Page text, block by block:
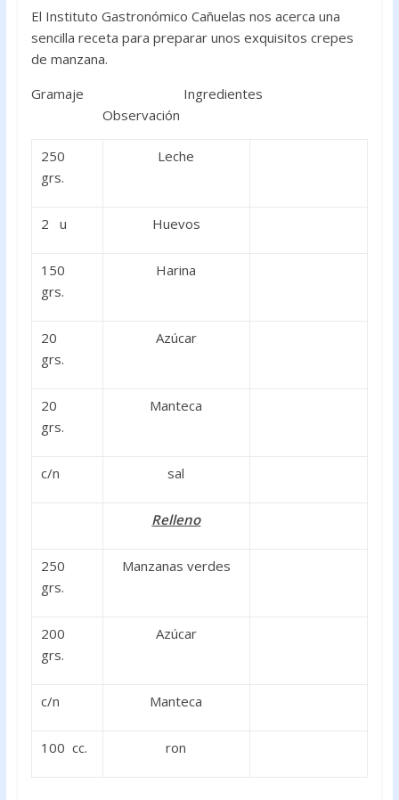
e
b
o
o
k
itt
er
at
p
El Instituto Gastronómico Cañuelas nos acerca una
sencilla receta para preparar unos exquisitos crepes
de manzana.
Gramaje
Ingredientes
Observación
250
grs.
Leche
2 u Huevos
150
grs.
Harina
20
grs.
Azúcar
20
grs.
Manteca
c/n sal
Relleno
250
grs.
Manzanas verdes
200
grs.
Azúcar
c/n Manteca
100 cc. ron